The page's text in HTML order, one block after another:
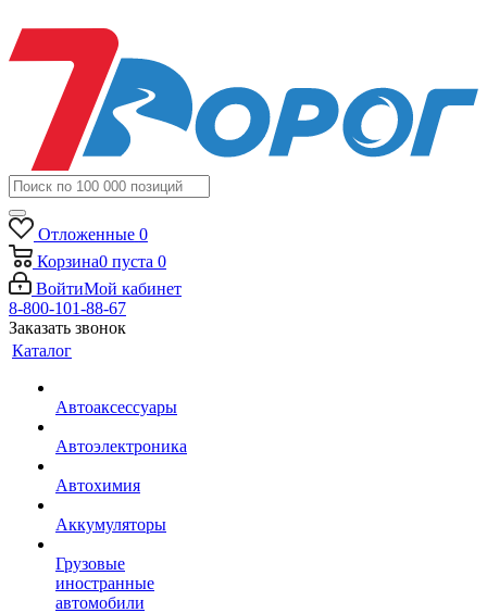
Отложенные 0
Корзина0 пуста 0
ВойтиМой кабинет
8-800-101-88-67
Заказать звонок
Каталог
Автоаксессуары
Автоэлектроника
Автохимия
Аккумуляторы
Грузовые
иностранные
автомобили